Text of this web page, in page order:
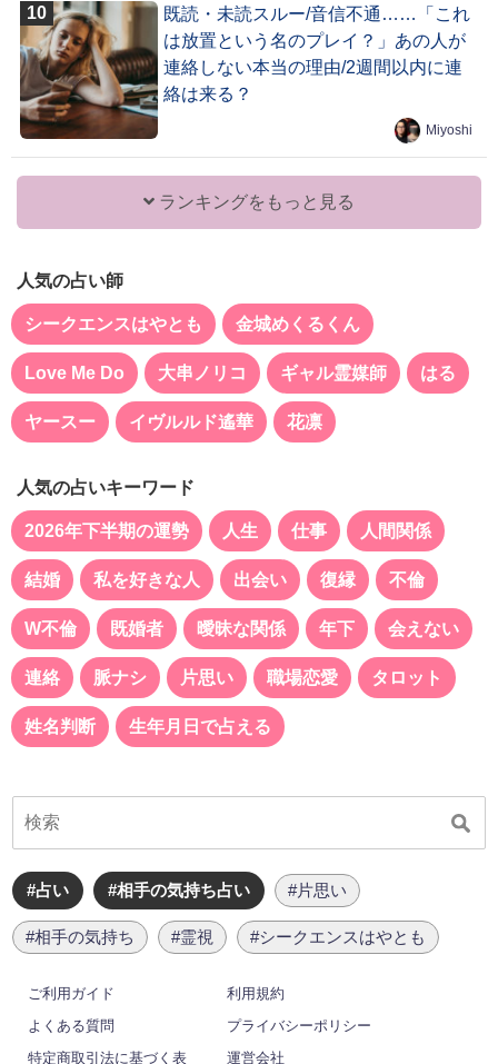
既読・未読スルー/音信不通……「これ
は放置という名のプレイ？」あの人が
連絡しない本当の理由/2週間以内に連
絡は来る？
Miyoshi
ランキングをもっと見る
人気の占い師
シークエンスはやとも 金城めくるくん
Love Me Do 大串ノリコ ギャル霊媒師 はる
ヤースー イヴルルド遙華 花凛
人気の占いキーワード
2026年下半期の運勢 人生 仕事 人間関係
結婚 私を好きな人 出会い 復縁 不倫
W不倫 既婚者 曖昧な関係 年下 会えない
連絡 脈ナシ 片思い 職場恋愛 タロット
姓名判断 生年月日で占える
#占い #相手の気持ち占い #片思い
#相手の気持ち #霊視 #シークエンスはやとも
ご利用ガイド
利用規約
よくある質問
プライバシーポリシー
特定商取引法に基づく表
運営会社